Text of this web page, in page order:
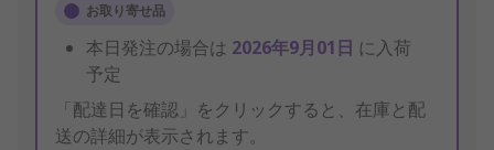
お取り寄せ品
本日発注の場合は 2026年9月01日 に入荷
予定
「配達日を確認」をクリックすると、在庫と配
送の詳細が表示されます。